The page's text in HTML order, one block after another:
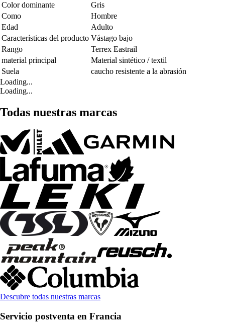
Color dominante
Gris
Como
Hombre
Edad
Adulto
Características del producto Vástago bajo
Rango
Terrex Eastrail
material principal
Material sintético / textil
Suela
caucho resistente a la abrasión
Loading...
Loading...
Todas nuestras marcas
Descubre todas nuestras marcas
Servicio postventa en Francia